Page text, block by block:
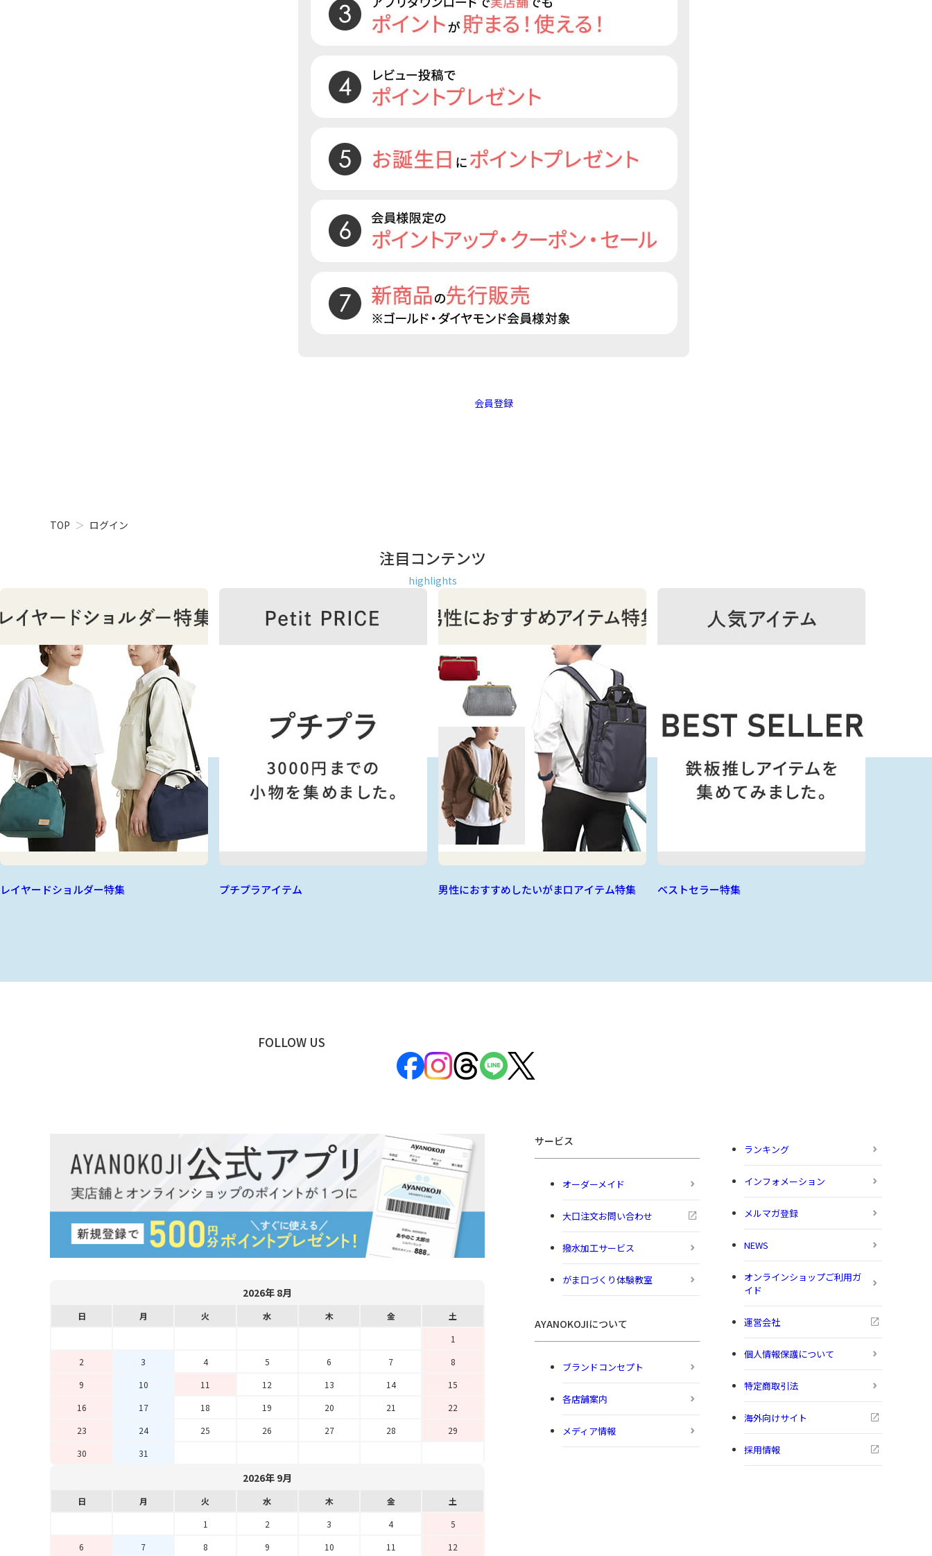
会員登録
TOP ログイン
注目コンテンツ
highlights
レイヤードショルダー特集 プチプラアイテム 男性におすすめしたいがま口アイテム特集 ベストセラー特集
FOLLOW US
2026年 8月
日 月 火 水 木 金
土
1
2
3 4 5 6 7
8
9
10 11 12 13 14
15
16
17 18 19 20 21
22
23
24 25 26 27 28
29
30
31
2026年 9月
日 月 火 水 木 金
土
1
2 3 4
5
6
7 8 9 10 11 12
サービス
オーダーメイド
大口注文お問い合わせ
撥水加工サービス
がま口づくり体験教室
AYANOKOJIについて
ブランドコンセプト
各店舗案内
メディア情報
ランキング
インフォメーション
メルマガ登録
NEWS
オンラインショップご利用ガ
イド
運営会社
個人情報保護について
特定商取引法
海外向けサイト
採用情報